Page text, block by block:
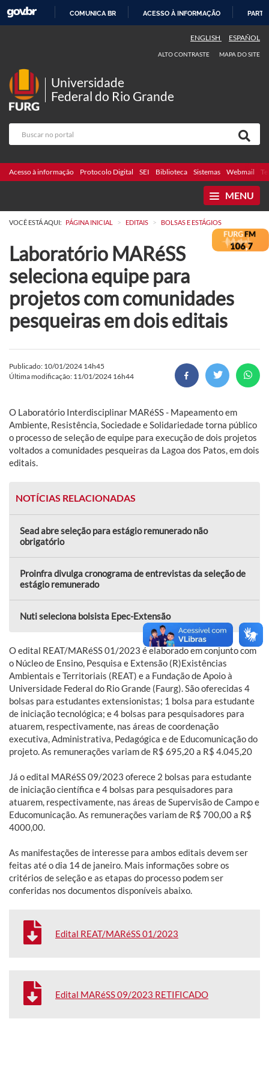
COMUNICA BR ACESSO À INFORMAÇÃO
ENGLISH ESPAÑOL
ALTO CONTRASTE MAPA DO SITE
Universidade
Federal do Rio Grande
Acesso à informação Protocolo Digital SEI Biblioteca Sistemas Webmail
MENU
VOCÊ ESTÁ AQUI: PÁGINA INICIAL > EDITAIS > BOLSAS E ESTÁGIOS
Laboratório MARéSS
seleciona equipe para
projetos com comunidades
pesqueiras em dois editais
Publicado: 10/01/2024 14h45
Última modificação: 11/01/2024 16h44
O Laboratório Interdisciplinar MARéSS - Mapeamento em
Ambiente, Resistência, Sociedade e Solidariedade torna público
o processo de seleção de equipe para execução de dois projetos
voltados a comunidades pesqueiras da Lagoa dos Patos, em dois
editais.
NOTÍCIAS RELACIONADAS
Sead abre seleção para estágio remunerado não
obrigatório
Proinfra divulga cronograma de entrevistas da seleção de
estágio remunerado
Nuti seleciona bolsista Epec-Extensão
O edital REAT/MARéSS 01/2023 é elaborado em conjunto com
o Núcleo de Ensino, Pesquisa e Extensão (R)Existências
Ambientais e Territoriais (REAT) e a Fundação de Apoio à
Universidade Federal do Rio Grande (Faurg). São oferecidas 4
bolsas para estudantes extensionistas; 1 bolsa para estudante
de iniciação tecnológica; e 4 bolsas para pesquisadores para
atuarem, respectivamente, nas áreas de coordenação
executiva, Administrativa, Pedagógica e de Educomunicação do
projeto. As remunerações variam de R$ 695,20 a R$ 4.045,20
Já o edital MARéSS 09/2023 oferece 2 bolsas para estudante
de iniciação científica e 4 bolsas para pesquisadores para
atuarem, respectivamente, nas áreas de Supervisão de Campo e
Educomunicação. As remunerações variam de R$ 700,00 a R$
4000,00.
As manifestações de interesse para ambos editais devem ser
feitas até o dia 14 de janeiro. Mais informações sobre os
critérios de seleção e as etapas do processo podem ser
conferidas nos documentos disponíveis abaixo.
Edital REAT/MARéSS 01/2023
Edital MARéSS 09/2023 RETIFICADO